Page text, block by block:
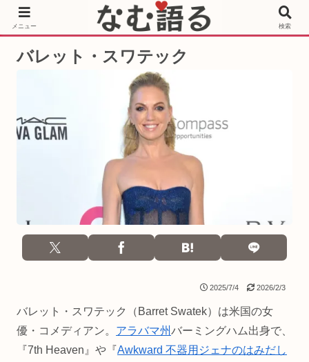
［PR］Prime Video もっと観るならサブスクリプション
バレット・スワテック
2025/7/4 2026/2/3
バレット・スワテック（Barret Swatek）は米国の女
優・コメディアン。 アラバマ州バーミングハム出身で、
『7th Heaven』や『Awkward 不器用ジェナのはみだし
メニュー 検索